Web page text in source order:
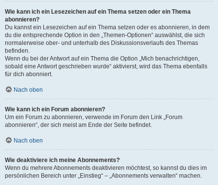
Wie kann ich ein Lesezeichen auf ein Thema setzen oder ein Thema
abonnieren?
Du kannst ein Lesezeichen auf ein Thema setzen oder es abonnieren, in dem
du die entsprechende Option in den „Themen-Optionen“ auswählst, die sich
normalerweise ober- und unterhalb des Diskussionsverlaufs des Themas
befinden.
Wenn du bei der Antwort auf ein Thema die Option „Mich benachrichtigen,
sobald eine Antwort geschrieben wurde“ aktivierst, wird das Thema ebenfalls
für dich abonniert.
Nach oben
Wie kann ich ein Forum abonnieren?
Um ein Forum zu abonnieren, verwende im Forum den Link „Forum
abonnieren“, der sich meist am Ende der Seite befindet.
Nach oben
Wie deaktiviere ich meine Abonnements?
Wenn du mehrere Abonnements deaktivieren möchtest, so kannst du dies im
persönlichen Bereich unter „Einstieg“ – „Abonnements verwalten“ machen.